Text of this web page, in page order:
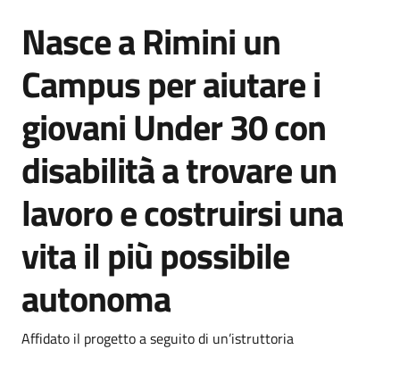
Nasce a Rimini un
Campus per aiutare i
giovani Under 30 con
disabilità a trovare un
lavoro e costruirsi una
vita il più possibile
autonoma
Dettagli
Descrizione breve
Affidato il progetto a seguito di un’istruttoria